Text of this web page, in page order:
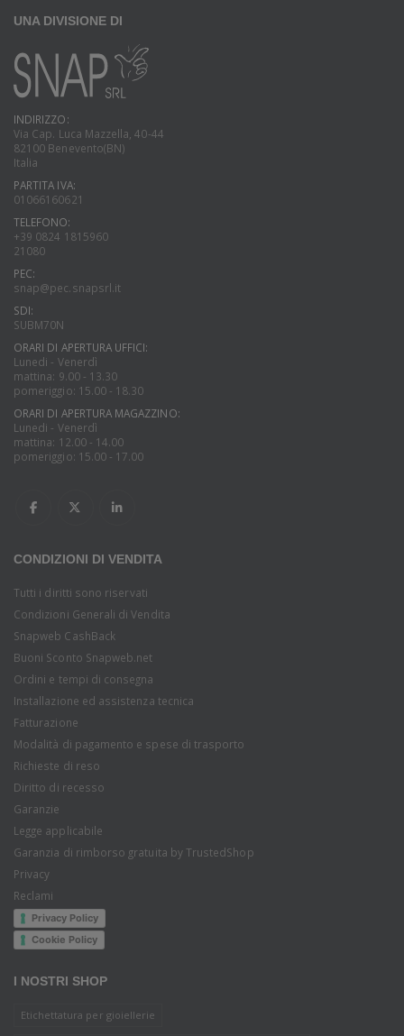
UNA DIVISIONE DI
INDIRIZZO:
Via Cap. Luca Mazzella, 40-44
82100 Benevento(BN)
Italia
PARTITA IVA:
01066160621
TELEFONO:
+39 0824 1815960
21080
PEC:
snap@pec.snapsrl.it
SDI:
SUBM70N
ORARI DI APERTURA UFFICI:
Lunedi - Venerdì
mattina: 9.00 - 13.30
pomeriggio: 15.00 - 18.30
ORARI DI APERTURA MAGAZZINO:
Lunedi - Venerdì
mattina: 12.00 - 14.00
pomeriggio: 15.00 - 17.00
CONDIZIONI DI VENDITA
Tutti i diritti sono riservati
Condizioni Generali di Vendita
Snapweb CashBack
Buoni Sconto Snapweb.net
Ordini e tempi di consegna
Installazione ed assistenza tecnica
Fatturazione
Modalità di pagamento e spese di trasporto
Richieste di reso
Diritto di recesso
Garanzie
Legge applicabile
Garanzia di rimborso gratuita by TrustedShop
Privacy
Reclami
Privacy Policy
Cookie Policy
I NOSTRI SHOP
Etichettatura per gioiellerie